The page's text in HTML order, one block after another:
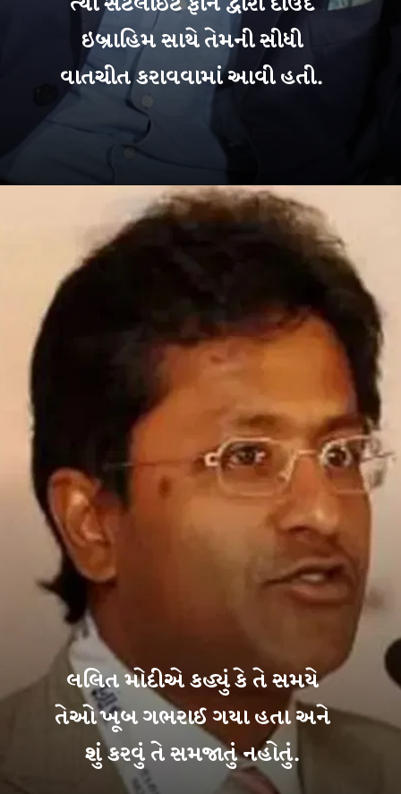
ઇબ્રાહિમ સાથે તેમની સીધી
વાતચીત કરાવવામાં આવી હતી.
લલિત મોદીએ કહ્યું કે તે સમયે
તેઓ ખૂબ ગભરાઈ ગયા હતા અને
શું કરવું તે સમજાતું નહોતું.